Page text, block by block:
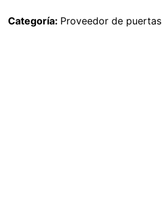
Categoría: Proveedor de puertas